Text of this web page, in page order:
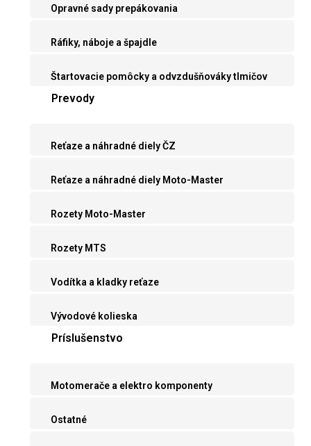
Opravné sady prepákovania
Ráfiky, náboje a špajdle
Štartovacie pomôcky a odvzdušňováky tlmičov
Prevody
Reťaze a náhradné diely ČZ
Reťaze a náhradné diely Moto-Master
Rozety Moto-Master
Rozety MTS
Vodítka a kladky reťaze
Vývodové kolieska
Príslušenstvo
Motomerače a elektro komponenty
Ostatné